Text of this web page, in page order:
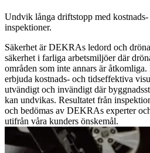
Undvik långa driftstopp med
inspektioner.
Säkerhet är DEKRAs ledord och
säkerhet i farliga arbetsmiljöer där
områden som inte annars är
erbjuda kostnads- och tidseffektiva
utvändigt och invändigt där
kan undvikas. Resultatet från
och bedömas av DEKRAs experter
utifrån våra kunders önskemål.